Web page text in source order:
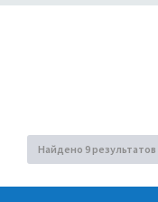
Найдено 9 результатов